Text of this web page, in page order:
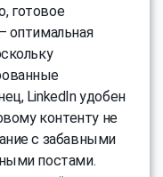
готовое
оптимальная
LinkedIn удобен
контенту не
с забавными
постами.